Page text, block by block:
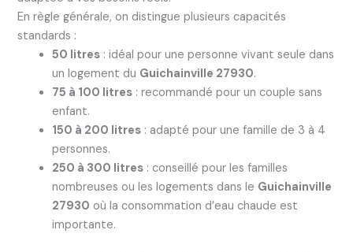
En règle générale, on distingue plusieurs capacités
standards :
50 litres: idéal pour une personne vivant seule dans
un logement du Guichainville 27930.
75 à 100 litres: recommandé pour un couple sans
enfant.
150 à 200 litres: adapté pour une famille de 3 à 4
personnes.
250 à 300 litres: conseillé pour les familles
nombreuses ou les logements dans le Guichainville
27930 où la consommation d’eau chaude est
importante.